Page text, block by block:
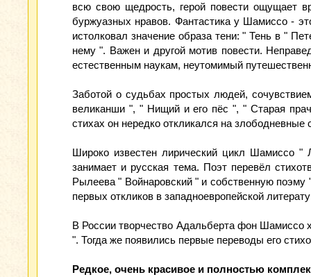
всю свою щедрость, герой повести ощущает
буржуазных нравов. Фантастика у Шамиссо -
истолковал значение образа тени: " Тень в "
нему ". Важен и другой мотив повести.
естественным наукам, неутомимый
Заботой о судьбах простых людей,
великанши ", " Нищий и его пёс ", " Старая
стихах он нередко откликался на
Широко известен лирический цикл Шамиссо
занимает и русская тема. Поэт перевёл
Рылеева " Войнаровский " и собственную
первых откликов в западноевропейской
В России творчество Адальберта фон Шамиссо
". Тогда же появились первые переводы его
Редкое, очень красивое и полностью